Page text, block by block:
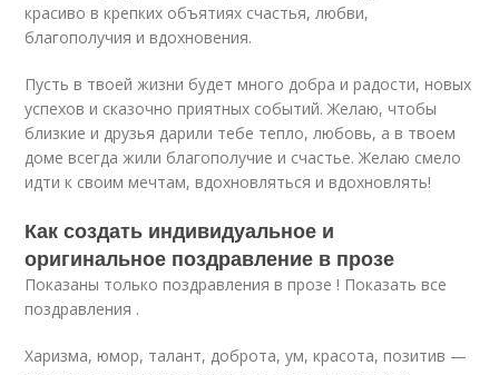
красиво в крепких объятиях счастья, любви,
благополучия и вдохновения.
Пусть в твоей жизни будет много добра и радости, новых
успехов и сказочно приятных событий. Желаю, чтобы
близкие и друзья дарили тебе тепло, любовь, а в твоем
доме всегда жили благополучие и счастье. Желаю смело
идти к своим мечтам, вдохновляться и вдохновлять!
Как создать индивидуальное и
оригинальное поздравление в прозе
Показаны только поздравления в прозе ! Показать все
поздравления .
Харизма, юмор, талант, доброта, ум, красота, позитив —